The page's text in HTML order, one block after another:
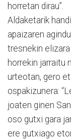
horretan dirau”.
Aldaketarik
apaizaren
tresnekin
horrekin jarraitu
urteotan, gero
ospakizunera:
joaten ginen
oso gutxi gara
ere gutxiago